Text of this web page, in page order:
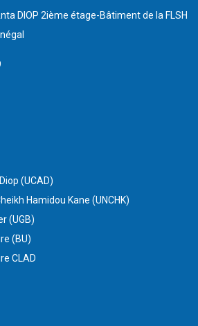
DIOP 2ième étage-Bâtiment de la FLSH
(UCAD)
Hamidou Kane (UNCHK)
(UGB)
(BU)
CLAD